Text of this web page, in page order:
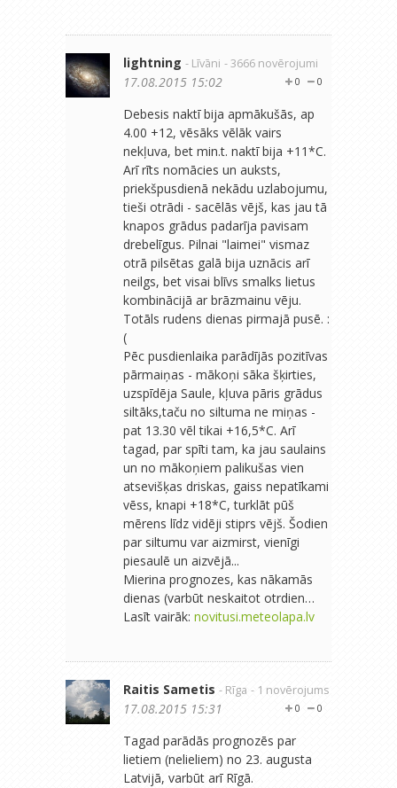
lightning - Līvāni - 3666 novērojumi
0
0
17.08.2015 15:02
Debesis naktī bija apmākušās, ap
4.00 +12, vēsāks vēlāk vairs
nekļuva, bet min.t. naktī bija +11*C.
Arī rīts nomācies un auksts,
priekšpusdienā nekādu uzlabojumu,
tieši otrādi - sacēlās vējš, kas jau tā
knapos grādus padarīja pavisam
drebelīgus. Pilnai "laimei" vismaz
otrā pilsētas galā bija uznācis arī
neilgs, bet visai blīvs smalks lietus
kombinācijā ar brāzmainu vēju.
Totāls rudens dienas pirmajā pusē. :
(
Pēc pusdienlaika parādījās pozitīvas
pārmaiņas - mākoņi sāka šķirties,
uzspīdēja Saule, kļuva pāris grādus
siltāks,taču no siltuma ne miņas -
pat 13.30 vēl tikai +16,5*C. Arī
tagad, par spīti tam, ka jau saulains
un no mākoņiem palikušas vien
atsevišķas driskas, gaiss nepatīkami
vēss, knapi +18*C, turklāt pūš
mērens līdz vidēji stiprs vējš. Šodien
par siltumu var aizmirst, vienīgi
piesaulē un aizvējā...
Mierina prognozes, kas nākamās
dienas (varbūt neskaitot otrdien…
Lasīt vairāk: novitusi.meteolapa.lv
Raitis Sametis - Rīga - 1 novērojums
0
0
17.08.2015 15:31
Tagad parādās prognozēs par
lietiem (nelieliem) no 23. augusta
Latvijā, varbūt arī Rīgā.